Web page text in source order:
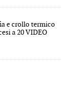
e crollo termico
a 20 VIDEO